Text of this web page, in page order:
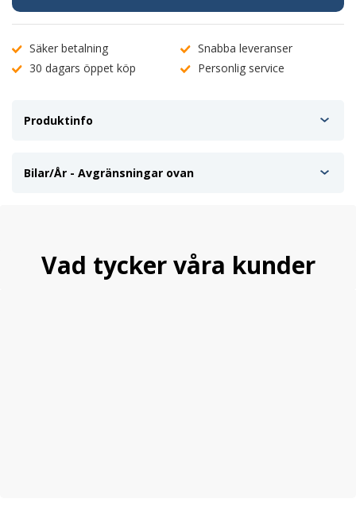
Enkel att plocka ut.
Pris per st.
Kolla gärna på vår video för att få en uppfattning om skillnaden
mellan skålad och inte skålad bagagerumsmatta
Säker betalning
Snabba leveranser
30 dagars öppet köp
Personlig service
Produktinfo
Bilar/År - Avgränsningar ovan
Vad tycker våra kunder